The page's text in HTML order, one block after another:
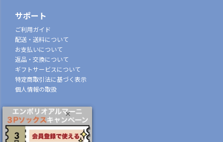
サポート
ご利用ガイド
配送・送料について
お支払いについて
返品・交換について
ギフトサービスについて
特定商取引法に基づく表示
個人情報の取扱
会社概要
株式会社ナイガイ
(東証スタンダード市場上場)